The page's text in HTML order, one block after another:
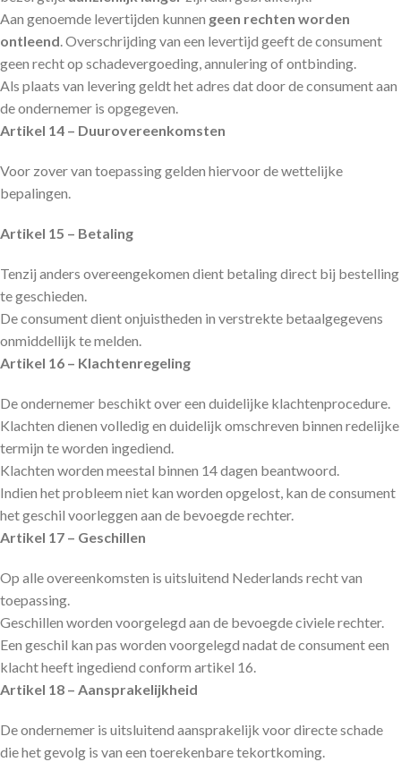
Aan genoemde levertijden kunnen geen rechten worden
ontleend. Overschrijding van een levertijd geeft de consument
geen recht op schadevergoeding, annulering of ontbinding.
Als plaats van levering geldt het adres dat door de consument aan
de ondernemer is opgegeven.
Artikel 14 – Duurovereenkomsten
Voor zover van toepassing gelden hiervoor de wettelijke
bepalingen.
Artikel 15 – Betaling
Tenzij anders overeengekomen dient betaling direct bij bestelling
te geschieden.
De consument dient onjuistheden in verstrekte betaalgegevens
onmiddellijk te melden.
Artikel 16 – Klachtenregeling
De ondernemer beschikt over een duidelijke klachtenprocedure.
Klachten dienen volledig en duidelijk omschreven binnen redelijke
termijn te worden ingediend.
Klachten worden meestal binnen 14 dagen beantwoord.
Indien het probleem niet kan worden opgelost, kan de consument
het geschil voorleggen aan de bevoegde rechter.
Artikel 17 – Geschillen
Op alle overeenkomsten is uitsluitend Nederlands recht van
toepassing.
Geschillen worden voorgelegd aan de bevoegde civiele rechter.
Een geschil kan pas worden voorgelegd nadat de consument een
klacht heeft ingediend conform artikel 16.
Artikel 18 – Aansprakelijkheid
De ondernemer is uitsluitend aansprakelijk voor directe schade
die het gevolg is van een toerekenbare tekortkoming.